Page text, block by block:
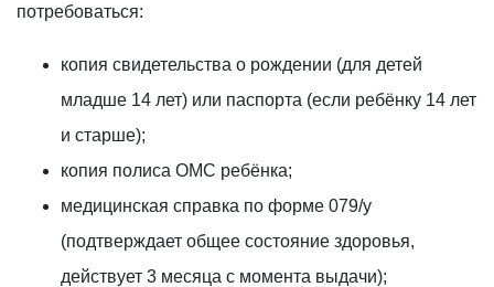
потребоваться:
копия свидетельства о рождении (для детей
младше 14 лет) или паспорта (если ребёнку 14 лет
и старше);
копия полиса ОМС ребёнка;
медицинская справка по форме 079/у
(подтверждает общее состояние здоровья,
действует 3 месяца с момента выдачи);